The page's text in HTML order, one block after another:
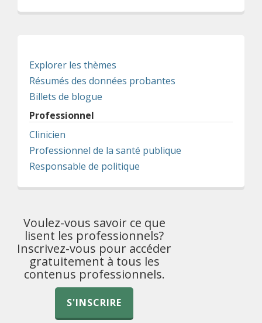
Explorer les thèmes
Résumés des données probantes
Billets de blogue
Professionnel
Clinicien
Professionnel de la santé publique
Responsable de politique
Voulez-vous savoir ce que
lisent les professionnels?
Inscrivez-vous pour accéder
gratuitement à tous les
contenus professionnels.
S'INSCRIRE